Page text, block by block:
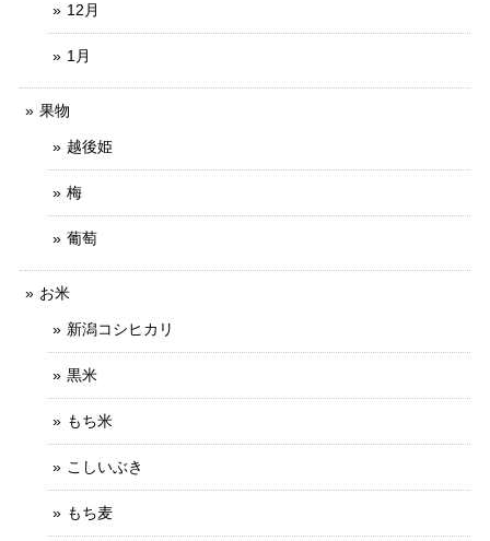
12月
1月
果物
越後姫
梅
葡萄
お米
新潟コシヒカリ
黒米
もち米
こしいぶき
もち麦